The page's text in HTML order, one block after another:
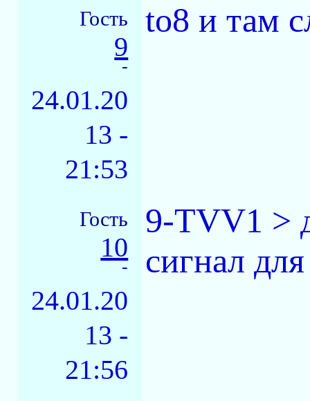
Гость
9
-
24.01.20
13 -
21:53
to8 и там
Гость
10
-
24.01.20
13 -
21:56
9-TVV1 >
сигнал